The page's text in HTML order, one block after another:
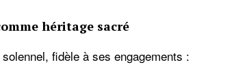
héritage sacré
fidèle à ses engagements :